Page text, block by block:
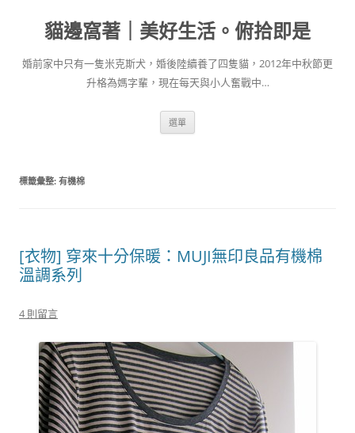
容
貓邊窩著｜美好生活。俯拾即是
婚前家中只有一隻米克斯犬，婚後陸續養了四隻貓，2012年中秋節更
升格為媽字輩，現在每天與小人奮戰中…
選單
標籤彙整: 有機棉
[衣物] 穿來十分保暖：MUJI無印良品有機棉
溫調系列
4 則留言